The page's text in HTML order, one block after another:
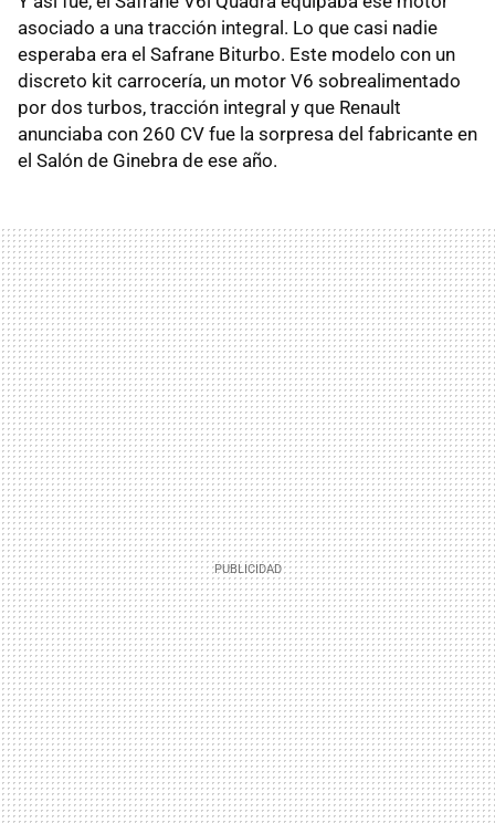
asociado a una tracción integral. Lo que casi nadie
esperaba era el Safrane Biturbo. Este modelo con un
discreto kit carrocería, un motor V6 sobrealimentado
por dos turbos, tracción integral y que Renault
anunciaba con 260 CV fue la sorpresa del fabricante en
el Salón de Ginebra de ese año.